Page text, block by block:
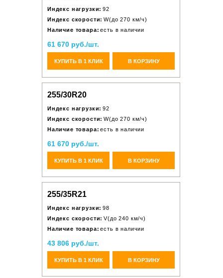
Индекс нагрузки: 92
Индекс скорости: W(до 270 км/ч)
Наличие товара: есть в наличии
61 670 руб./шт.
КУПИТЬ В 1 КЛИК В КОРЗИНУ
255/30R20
Индекс нагрузки: 92
Индекс скорости: W(до 270 км/ч)
Наличие товара: есть в наличии
61 670 руб./шт.
КУПИТЬ В 1 КЛИК В КОРЗИНУ
255/35R21
Индекс нагрузки: 98
Индекс скорости: V(до 240 км/ч)
Наличие товара: есть в наличии
43 806 руб./шт.
КУПИТЬ В 1 КЛИК В КОРЗИНУ